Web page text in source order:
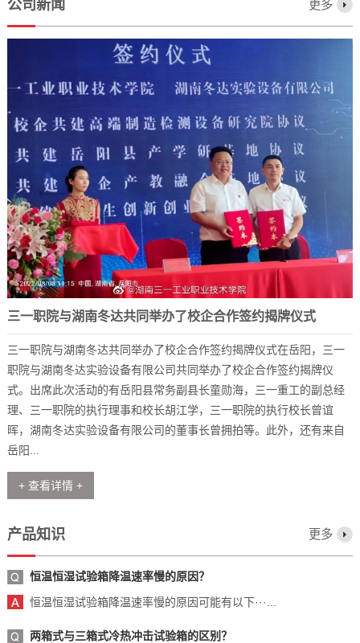
公司新闻 更多
三一职院与湖南冬达共同举办了校企合作签约揭牌仪式
2023-12-07
三一职院与湖南冬达共同举办了校企合作签约揭牌仪式在岳阳，三一
职院与湖南冬达实验设备有限公司共同举办了校企合作签约揭牌仪
式。出席此次活动的有岳阳县常务副县长童勋海，三一重工的副总经
理、三一职院的执行理事和校长胡江学，三一职院的执行校长曾谊
晖，湖南冬达实验设备有限公司的董事长曾拥拍等。此外，还有来自
岳阳...
+ 查看详情 +
产品知识 更多
恒温恒湿试验箱降温速率慢的原因？
恒温恒湿试验箱降温速率慢的原因可能有以下···...
两箱式与三箱式冷热冲击试验箱的区别？